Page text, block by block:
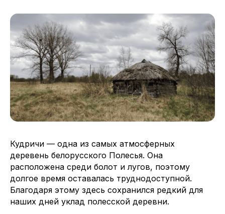
Кудричи — одна из самых атмосферных
деревень белорусского Полесья. Она
расположена среди болот и лугов, поэтому
долгое время оставалась труднодоступной.
Благодаря этому здесь сохранился редкий для
наших дней уклад полесской деревни.